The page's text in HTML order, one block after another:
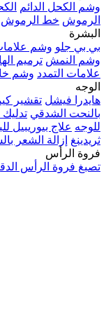
وشم الكحل الدائم
الرموش خط الرموش
البشرة
بي بي جلو وشم
وشم النمش ترميم
علامات التمدد وشم
الوجه
هايدرا فيشل تقشير
بالنحت الشدقي
للوجه علاج بيوريبيل
ثريدينغ إزالة الشعر
فروة الرأس
تصبغ فروة الرأس